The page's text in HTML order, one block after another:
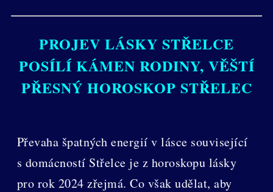
PROJEV LÁSKY STŘELCE
POSÍLÍ KÁMEN RODINY, VĚŠTÍ
PŘESNÝ HOROSKOP STŘELEC
Převaha špatných energií v lásce související
s domácností Střelce je z horoskopu lásky
pro rok 2024 zřejmá. Co však udělat, aby